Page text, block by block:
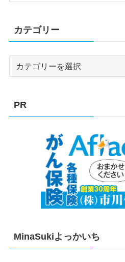
カテゴリー
PR
MinaSukiよっかいち